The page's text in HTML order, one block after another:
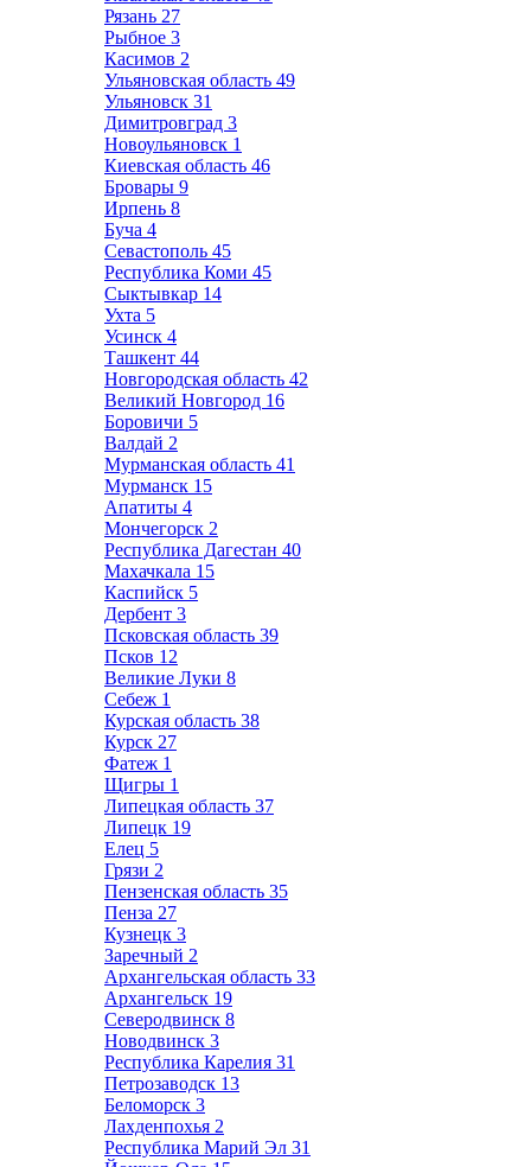
Рязань 27
Рыбное 3
Касимов 2
Ульяновская область 49
Ульяновск 31
Димитровград 3
Новоульяновск 1
Киевская область 46
Бровары 9
Ирпень 8
Буча 4
Севастополь 45
Республика Коми 45
Сыктывкар 14
Ухта 5
Усинск 4
Ташкент 44
Новгородская область 42
Великий Новгород 16
Боровичи 5
Валдай 2
Мурманская область 41
Мурманск 15
Апатиты 4
Мончегорск 2
Республика Дагестан 40
Махачкала 15
Каспийск 5
Дербент 3
Псковская область 39
Псков 12
Великие Луки 8
Себеж 1
Курская область 38
Курск 27
Фатеж 1
Щигры 1
Липецкая область 37
Липецк 19
Елец 5
Грязи 2
Пензенская область 35
Пенза 27
Кузнецк 3
Заречный 2
Архангельская область 33
Архангельск 19
Северодвинск 8
Новодвинск 3
Республика Карелия 31
Петрозаводск 13
Беломорск 3
Лахденпохья 2
Республика Марий Эл 31